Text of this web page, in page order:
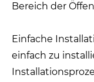
Bereich der
Einfache
einfach zu